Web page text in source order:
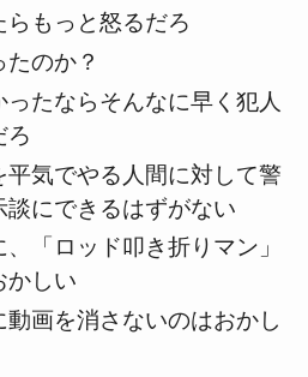
らもっと怒るだろ
のか？
たならそんなに早く犯人
ろ
平気でやる人間に対して警
にできるはずがない
「ロッド叩き折りマン」
かしい
画を消さないのはおかし